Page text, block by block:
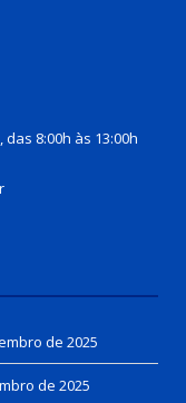
8:00h às 13:00h
de 2025
de 2025